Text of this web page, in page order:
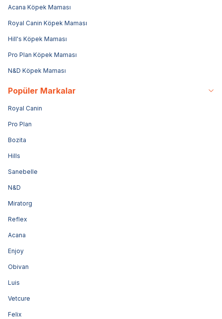
Acana Köpek Maması
Royal Canin Köpek Maması
Hill's Köpek Maması
Pro Plan Köpek Maması
N&D Köpek Maması
Popüler Markalar
Royal Canin
Pro Plan
Bozita
Hills
Sanebelle
N&D
Miratorg
Reflex
Acana
Enjoy
Obivan
Luis
Vetcure
Felix